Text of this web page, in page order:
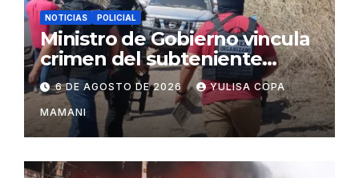
NOTICIAS POLICIAL
Ministro de Gobierno vincula
crimen del subteniente
Salazar con la red de
Sebastián Marset
6 DE AGOSTO DE 2026 YULISA COPA
MAMANI